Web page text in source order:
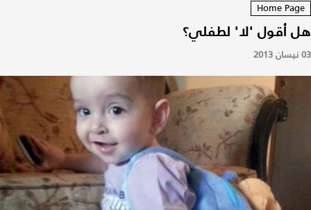
Home Page
هل أقول 'لا' لطفلي؟
03 نيسان 2013